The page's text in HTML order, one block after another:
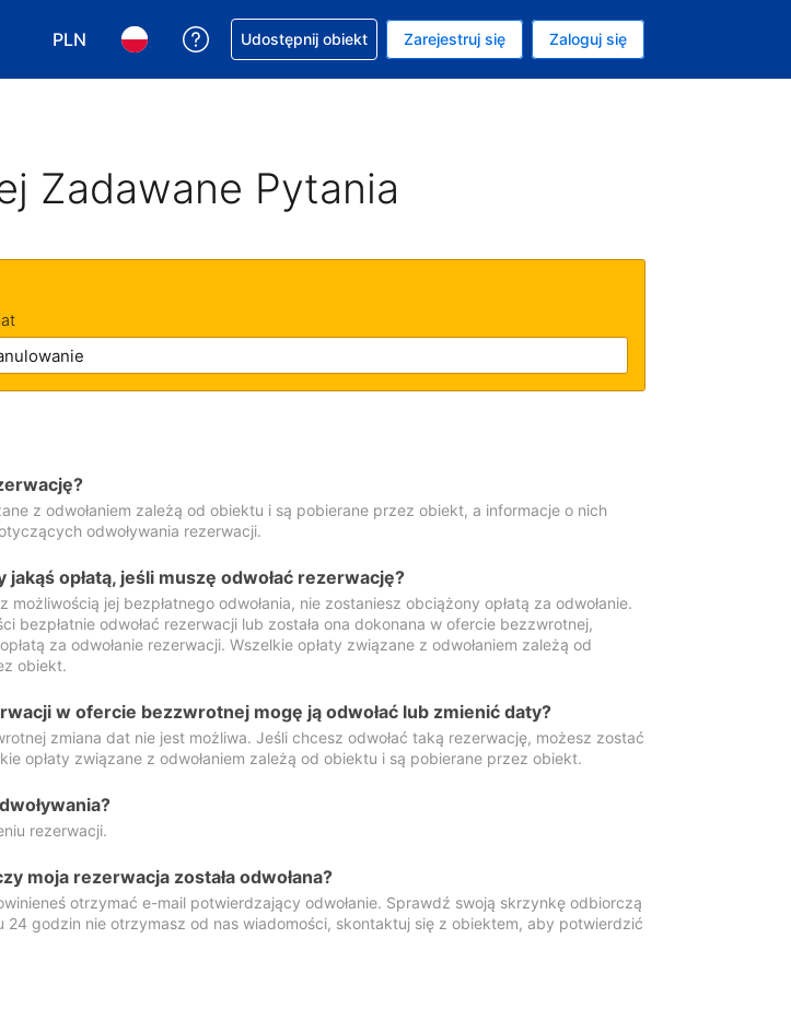
PLN
Wybierz walutę. Wybrana waluta to Złoty polski
Wybierz język. Wybrany język to Polski
Uzyskaj pomoc w sprawie rezerwacji
Udostępnij obiekt Zarejestruj się Zaloguj się
Zadawane Pytania
z odwołaniem zależą od obiektu i są pobierane przez obiekt, a informacje o nich
odwoływania rezerwacji.
opłatą, jeśli muszę odwołać rezerwację?
możliwością jej bezpłatnego odwołania, nie zostaniesz obciążony opłatą za odwołanie.
bezpłatnie odwołać rezerwacji lub została ona dokonana w ofercie bezzwrotnej,
za odwołanie rezerwacji. Wszelkie opłaty związane z odwołaniem zależą od
obiekt.
w ofercie bezzwrotnej mogę ją odwołać lub zmienić daty?
zmiana dat nie jest możliwa. Jeśli chcesz odwołać taką rezerwację, możesz zostać
opłaty związane z odwołaniem zależą od obiektu i są pobierane przez obiekt.
rezerwacji.
moja rezerwacja została odwołana?
otrzymać e-mail potwierdzający odwołanie. Sprawdź swoją skrzynkę odbiorczą
24 godzin nie otrzymasz od nas wiadomości, skontaktuj się z obiektem, aby potwierdzić